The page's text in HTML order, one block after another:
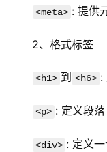
<meta> : 提供
2、格式标签
<h1> 到 <h6> :
<p> : 定义段落
<div> : 定义